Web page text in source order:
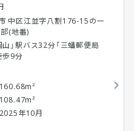
中区江並字八割176-15の一
(地番)
山」駅バス32分「三蟠郵便局
歩9分
160.68m²
108.47m²
2025年10月